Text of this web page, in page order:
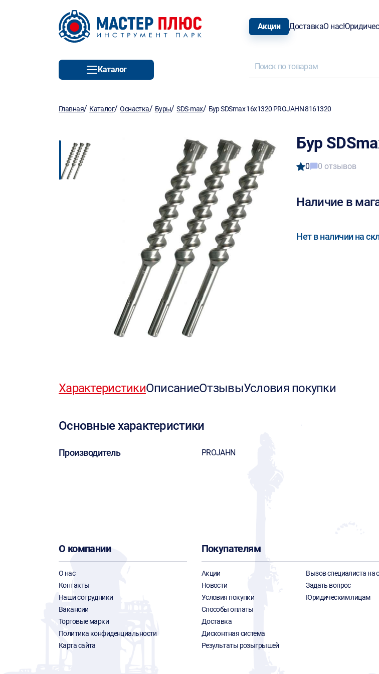
Акции ДоставкаО нас
Каталог
Главная/ Каталог/Оснастка/ Буры/SDS-max/ Бур SDSmax 16х1320 PROJAHN 8161320
Бур
0 0 отзывов
Наличие в
Нет в наличии на
ХарактеристикиОписаниеОтзывыУсловия покупки
Основные характеристики
Производитель PROJAHN
О компании
О нас
Контакты
Наши сотрудники
Вакансии
Торговые марки
Политика конфиденциальности
Карта сайта
Покупателям
Акции
Новости
Условия покупки
Способы оплаты
Доставка
Дисконтная система
Результаты розыгрышей
Вызов специалиста на
Задать вопрос
Юридическим лицам